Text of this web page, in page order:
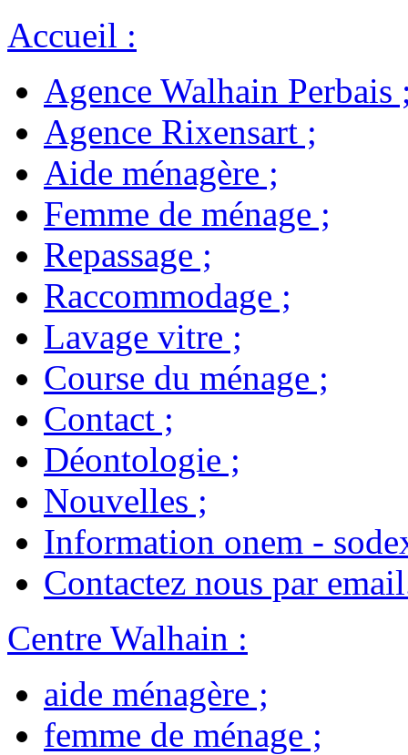
Accueil :
Agence Walhain Perbais
Agence Rixensart ;
Aide ménagère ;
Femme de ménage ;
Repassage ;
Raccommodage ;
Lavage vitre ;
Course du ménage ;
Contact ;
Déontologie ;
Nouvelles ;
Information onem -
Contactez nous par email
Centre Walhain :
aide ménagère ;
femme de ménage ;